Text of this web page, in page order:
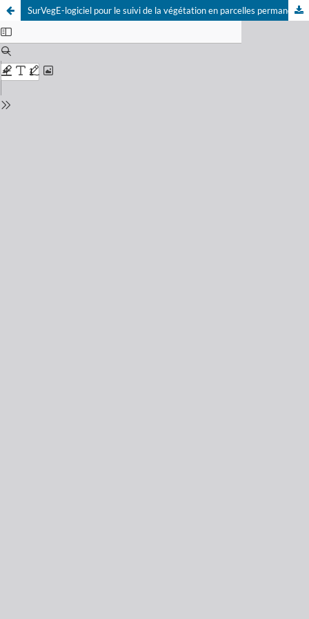
SurVegE-logiciel pour le suivi de la végétation en parcelles permanentes